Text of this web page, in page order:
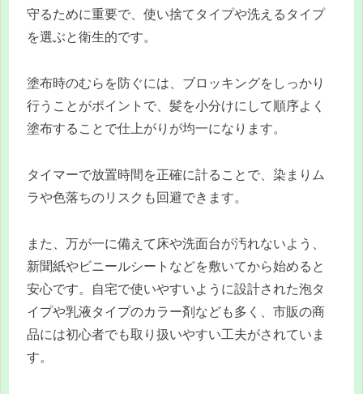
守るために重要で、使い捨てタイプや洗えるタイプ
を選ぶと衛生的です。
塗布時のむらを防ぐには、ブロッキングをしっかり
行うことがポイントで、髪を小分けにして順序よく
塗布することで仕上がりが均一になります。
タイマーで放置時間を正確に計ることで、染まりム
ラや色落ちのリスクも回避できます。
また、万が一に備えて床や洗面台が汚れないよう、
新聞紙やビニールシートなどを敷いてから始めると
安心です。自宅で使いやすいように設計された泡タ
イプや乳液タイプのカラー剤なども多く、市販の商
品には初心者でも取り扱いやすい工夫がされていま
す。